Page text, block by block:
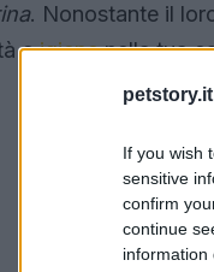
If you wish
sensitive
confirm
continue
information
. Nonostante il
eigienenella tua